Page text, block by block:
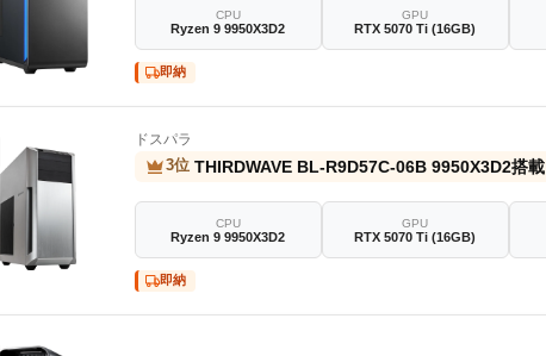
CPU
Ryzen 9 9950X3D2
GPU
RTX 5070 Ti (16GB)
即納
ドスパラ
3位 THIRDWAVE BL-R9D57C-06B 9950X3D2搭載
CPU
Ryzen 9 9950X3D2
GPU
RTX 5070 Ti (16GB)
即納